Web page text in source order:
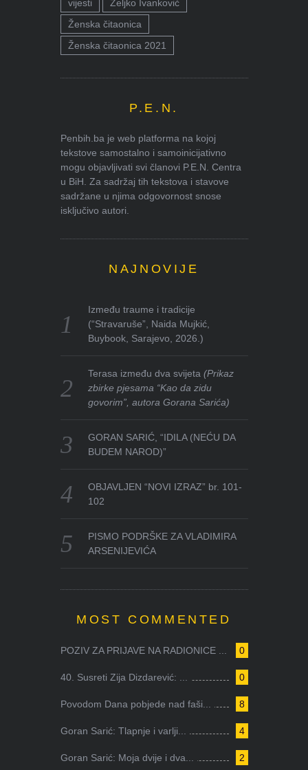
vijesti
Željko Ivanković
Ženska čitaonica
Ženska čitaonica 2021
P.E.N.
Penbih.ba je web platforma na kojoj
tekstove samostalno i samoinicijativno
mogu objavljivati svi članovi P.E.N. Centra
u BiH. Za sadržaj tih tekstova i stavove
sadržane u njima odgovornost snose
isključivo autori.
NAJNOVIJE
Između traume i tradicije
(“Stravaruše”, Naida Mujkić,
Buybook, Sarajevo, 2026.)
Terasa između dva svijeta(Prikaz
zbirke pjesama “Kao da zidu
govorim”, autora Gorana Sarića)
GORAN SARIĆ, “IDILA (NEĆU DA
BUDEM NAROD)”
OBJAVLJEN “NOVI IZRAZ” br. 101-
102
PISMO PODRŠKE ZA VLADIMIRA
ARSENIJEVIĆA
MOST COMMENTED
0
POZIV ZA PRIJAVE NA RADIONICE ...
0
40. Susreti Zija Dizdarević: ...
8
Povodom Dana pobjede nad faši...
4
Goran Sarić: Tlapnje i varlji...
2
Goran Sarić: Moja dvije i dva...